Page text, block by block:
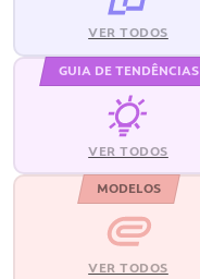
VER TODOS
GUIA DE TENDÊNCIAS
VER TODOS
MODELOS
VER TODOS